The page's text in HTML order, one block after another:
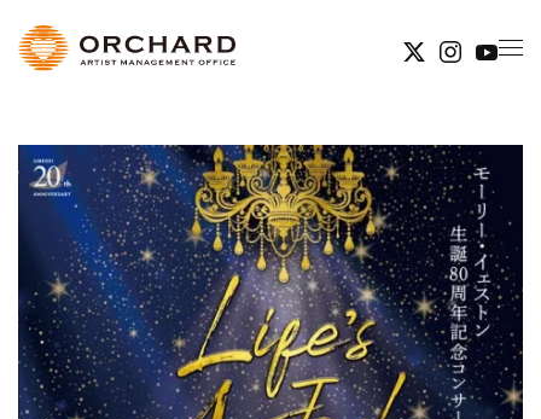
Skip to main content